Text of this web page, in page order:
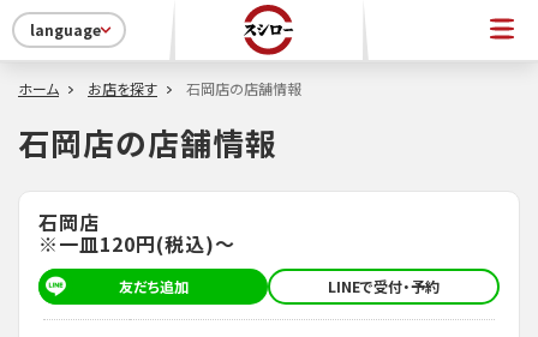
language
ホーム お店を探す 石岡店の店舗情報
石岡店の店舗情報
石岡店
※一皿120円(税込)～
友だち追加 LINEで受付・予約